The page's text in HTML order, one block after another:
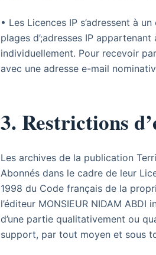
• Les Licences IP s’adressent à
plages d’;adresses IP
individuellement. Pour recevoir
avec une adresse e-mail
3. Restrictions
Les archives de la publication
Abonnés dans le cadre de leur
1998 du Code français de la
l’éditeur MONSIEUR NIDAM
d’une partie qualitativement ou
support, par tout moyen et sous